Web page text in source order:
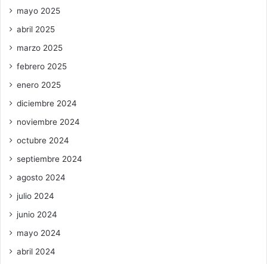
mayo 2025
abril 2025
marzo 2025
febrero 2025
enero 2025
diciembre 2024
noviembre 2024
octubre 2024
septiembre 2024
agosto 2024
julio 2024
junio 2024
mayo 2024
abril 2024